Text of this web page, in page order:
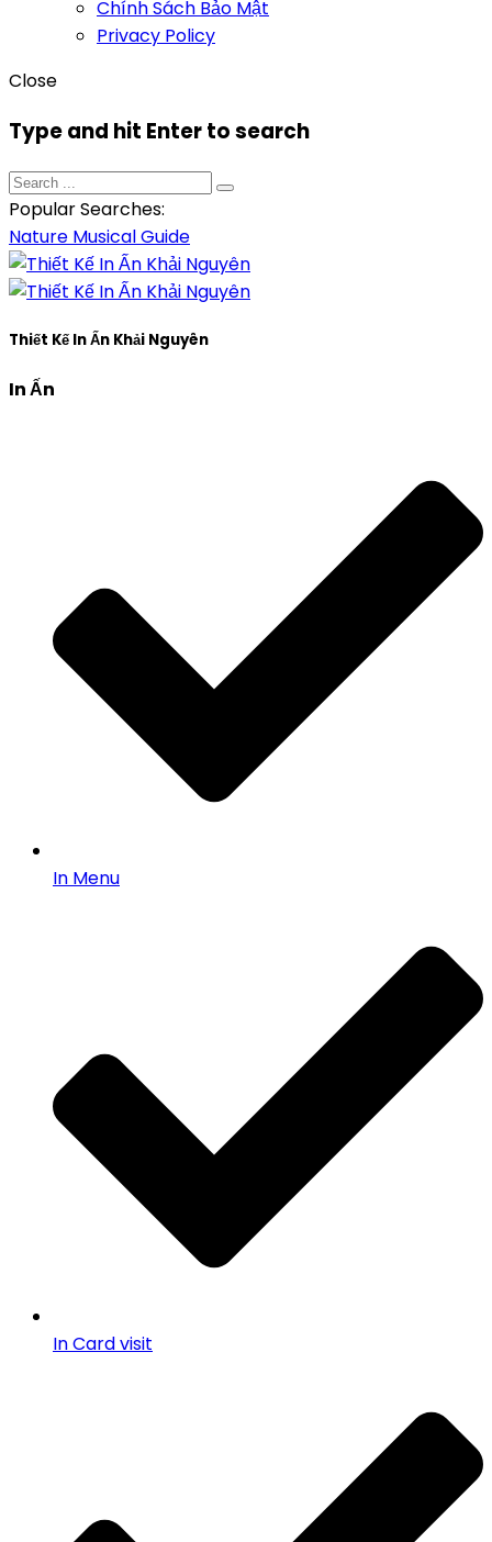
Chính Sách Bảo Mật
Privacy Policy
Close
Type and hit Enter to search
Popular Searches:
Nature MusicalGuide
Thiết Kế In Ấn Khải Nguyên
In Ấn
In Menu
In Card visit